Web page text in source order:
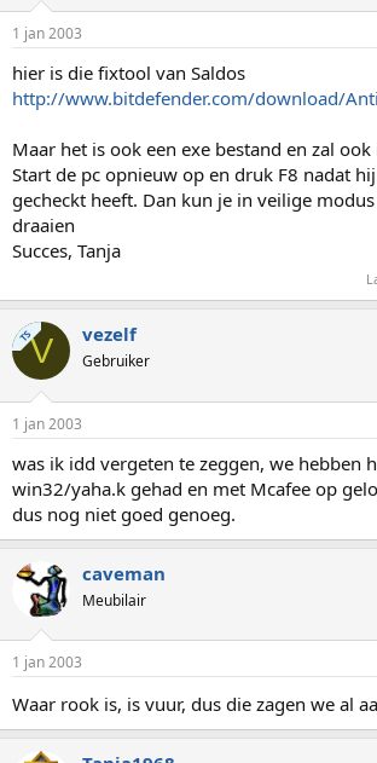
1 jan 2003
hier is die fixtool van Saldos
http://www.bitdefender.com/download/
Maar het is ook een exe bestand en zal
Start de pc opnieuw op en druk F8 nadat
gecheckt heeft. Dan kun je in veilige
draaien
Succes, Tanja
TSV vezelf
Gebruiker
1 jan 2003
was ik idd vergeten te zeggen, we hebben
win32/yaha.k gehad en met Mcafee op
dus nog niet goed genoeg.
caveman
Meubilair
1 jan 2003
Waar rook is, is vuur, dus die zagen we al